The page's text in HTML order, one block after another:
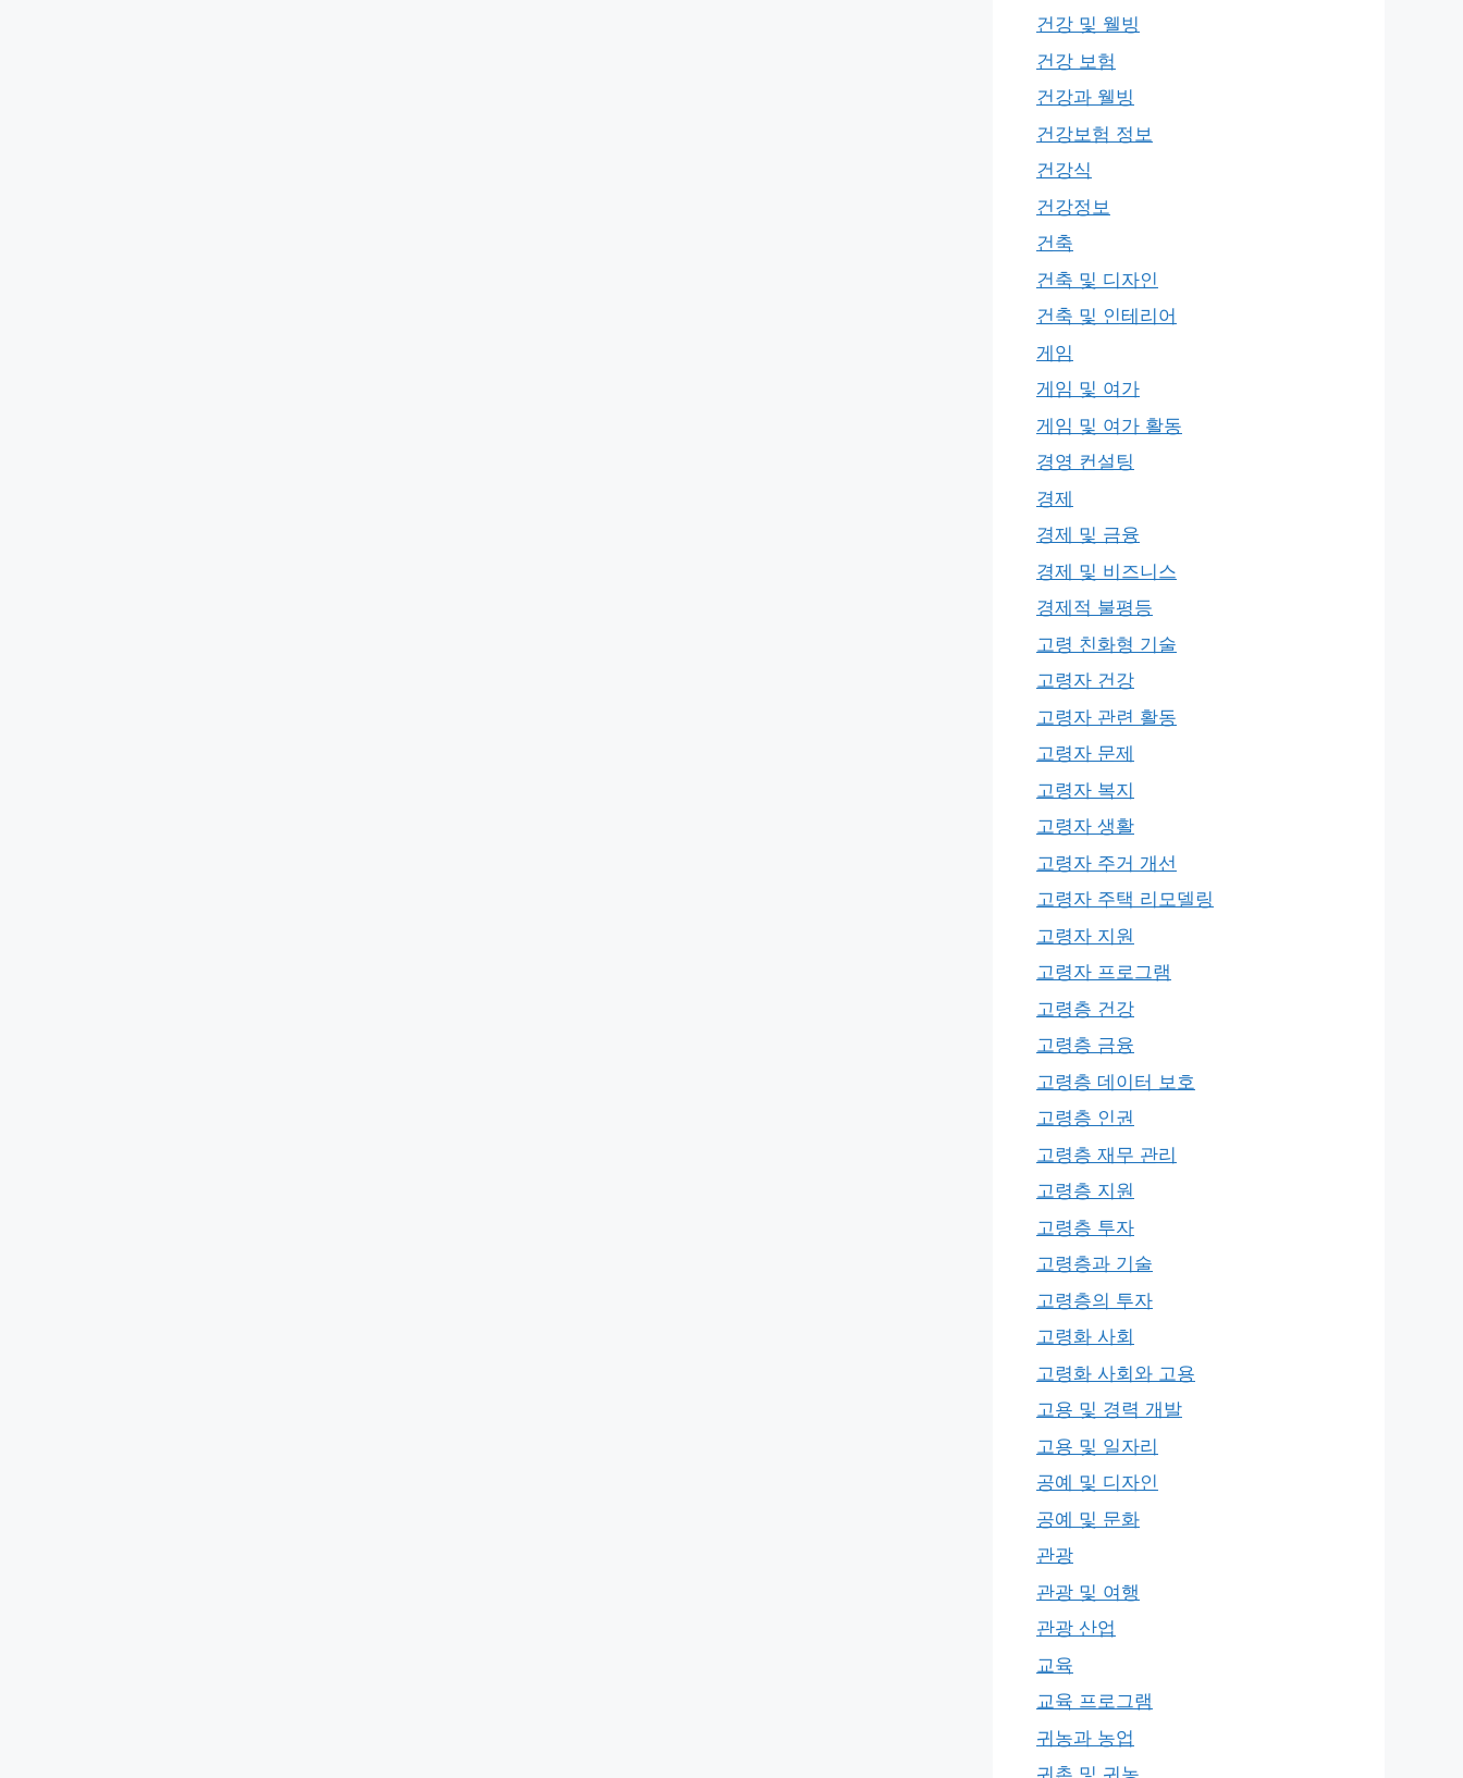
건강 및 웰빙
건강 보험
건강과 웰빙
건강보험 정보
건강식
건강정보
건축
건축 및 디자인
건축 및 인테리어
게임
게임 및 여가
게임 및 여가 활동
경영 컨설팅
경제
경제 및 금융
경제 및 비즈니스
경제적 불평등
고령 친화형 기술
고령자 건강
고령자 관련 활동
고령자 문제
고령자 복지
고령자 생활
고령자 주거 개선
고령자 주택 리모델링
고령자 지원
고령자 프로그램
고령층 건강
고령층 금융
고령층 데이터 보호
고령층 인권
고령층 재무 관리
고령층 지원
고령층 투자
고령층과 기술
고령층의 투자
고령화 사회
고령화 사회와 고용
고용 및 경력 개발
고용 및 일자리
공예 및 디자인
공예 및 문화
관광
관광 및 여행
관광 산업
교육
교육 프로그램
귀농과 농업
귀촌 및 귀농